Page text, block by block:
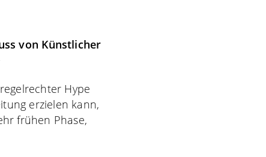
von Künstlicher
Hype
erzielen kann,
frühen Phase,